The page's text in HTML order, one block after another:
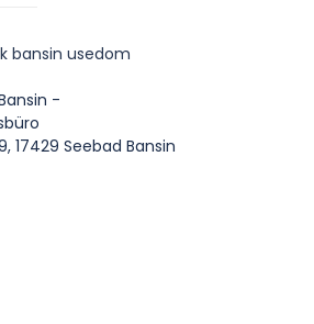
-
17429 Seebad Bansin